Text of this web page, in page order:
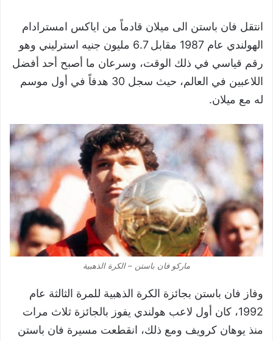
انتقل فان باستن الى ميلان قادماً من اياكس امسترادام
الهولندي عام 1987 مقابل 6.7 مليون جنيه استرليني وهو
رقم قياسي في ذلك الوقت، وسرعان ما أصبح أحد أفضل
اللاعبين في العالم، حيث سجل 30 هدفاً في أول موسم
له مع ميلان.
ماركو فان باستن – الكرة الذهبية
وفاز فان باستن بجائزة الكرة الذهبية للمرة الثالثة عام
1992، كان أول لاعب هولندي يفوز بالجائزة ثلاث مرات
منذ يوهان كرويف ومع ذلك، انقطعت مسيرة فان باستن